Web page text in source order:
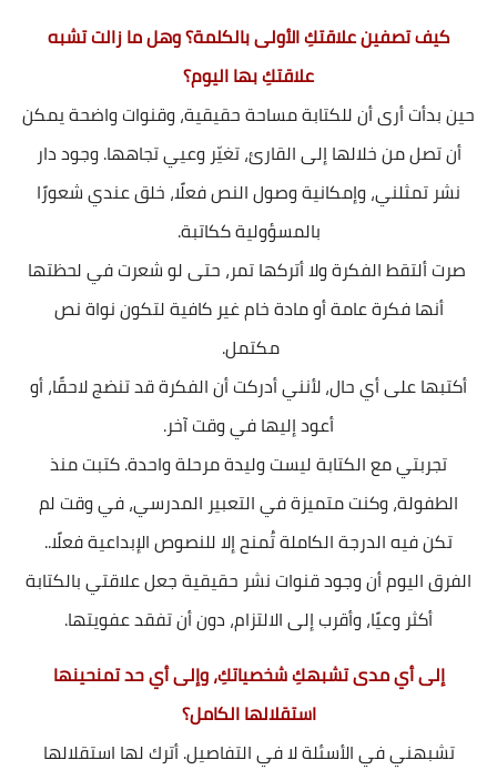
كيف تصفين علاقتكِ الأولى بالكلمة؟ وهل ما زالت تشبه
علاقتكِ بها اليوم؟
حين بدأت أرى أن للكتابة مساحة حقيقية، وقنوات واضحة يمكن
أن تصل من خلالها إلى القارئ، تغيّر وعيي تجاهها. وجود دار
نشر تمثلني، وإمكانية وصول النص فعلًا، خلق عندي شعورًا
بالمسؤولية ككاتبة.
صرت ألتقط الفكرة ولا أتركها تمر، حتى لو شعرت في لحظتها
أنها فكرة عامة أو مادة خام غير كافية لتكون نواة نص
مكتمل.
أكتبها على أي حال، لأنني أدركت أن الفكرة قد تنضج لاحقًا، أو
أعود إليها في وقت آخر.
تجربتي مع الكتابة ليست وليدة مرحلة واحدة. كتبت منذ
الطفولة، وكنت متميزة في التعبير المدرسي، في وقت لم
تكن فيه الدرجة الكاملة تُمنح إلا للنصوص الإبداعية فعلًا..
الفرق اليوم أن وجود قنوات نشر حقيقية جعل علاقتي بالكتابة
أكثر وعيًا، وأقرب إلى الالتزام، دون أن تفقد عفويتها.
إلى أي مدى تشبهكِ شخصياتكِ، وإلى أي حد تمنحينها
استقلالها الكامل؟
تشبهني في الأسئلة لا في التفاصيل. أترك لها استقلالها